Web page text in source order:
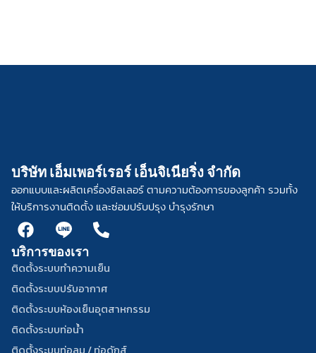
บริษัท เอ็มเพอร์เรอร์ เอ็นจิเนียริ่ง จำกัด
ออกแบบและผลิตเครื่องชิลเลอร์ ตามความต้องการของลูกค้า รวมทั้ง
ให้บริการงานติดตั้ง และซ่อมปรับปรุง บำรุงรักษา
F
a
c
e
b
o
o
k
L
i
n
e
w
h
i
t
h
n
e
-
a
บริการของเรา
ติดตั้งระบบทำความเย็น
ติดตั้งระบบปรับอากาศ
ติดตั้งระบบห้องเย็นอุตสาหกรรม
ติดตั้งระบบท่อน้ำ